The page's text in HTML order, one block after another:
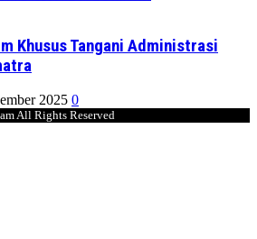
Khusus Tangani Administrasi
2025 0
All Rights Reserved